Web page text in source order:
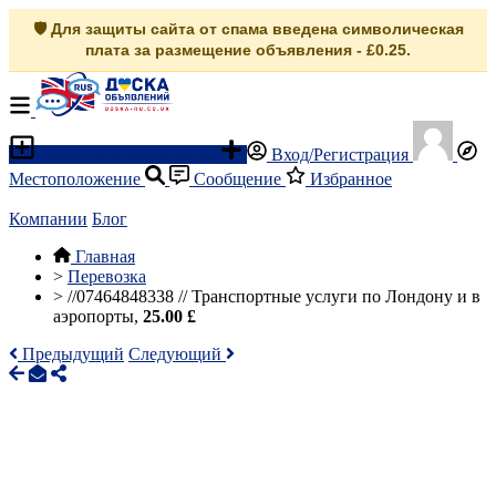
🛡️ Для защиты сайта от спама введена символическая
плата за размещение объявления - £0.25.
Вход/Регистрация
Местоположение
Сообщение Избранное
Компании Блог
Главная
> Перевозка
> //07464848338 // Транспортные услуги по Лондону и в
аэропорты, 25.00 £
Предыдущий Следующий